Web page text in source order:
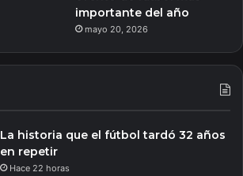
importante del año
mayo 20, 2026
La historia que el fútbol tardó 32 años
en repetir
Hace 22 horas